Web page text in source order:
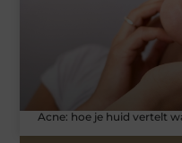
Acne: hoe je huid vertelt